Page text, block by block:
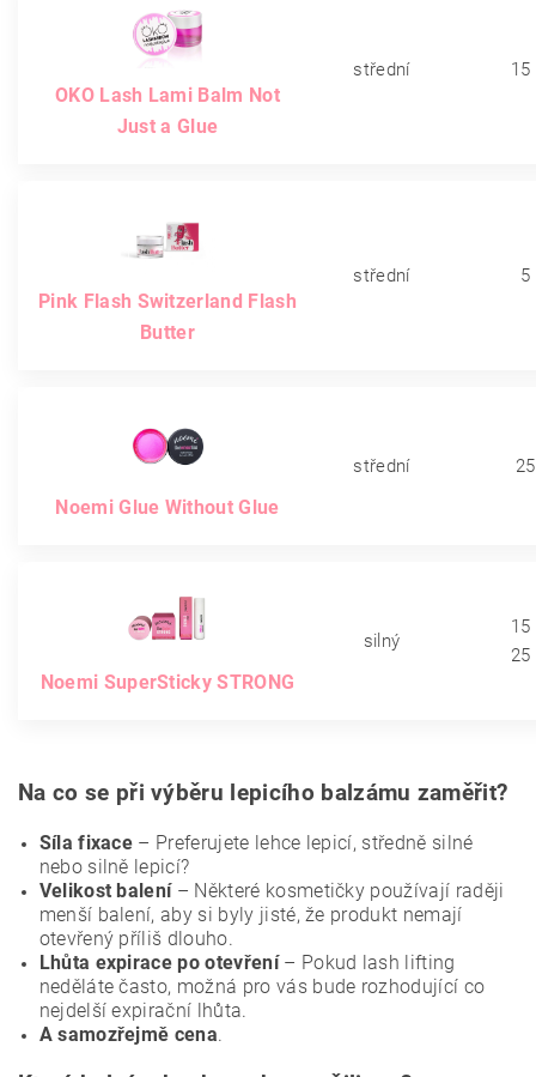
OKO Lash Lami Balm Not
Just a Glue
střední 15
Pink Flash Switzerland Flash
Butter
střední 5
Noemi Glue Without Glue
střední
Noemi SuperSticky STRONG
silný
15
25
Na co se při výběru lepicího balzámu zaměřit?
Síla fixace – Preferujete lehce lepicí, středně silné
nebo silně lepicí?
Velikost balení– Některé kosmetičky používají raději
menší balení, aby si byly jisté, že produkt nemají
otevřený příliš dlouho.
Lhůta expirace po otevření– Pokud lash lifting
neděláte často, možná pro vás bude rozhodující co
nejdelší expirační lhůta.
A samozřejmě cena.